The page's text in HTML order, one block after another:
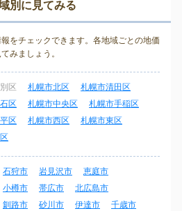
別に見てみる
をチェックできます。各地域ごとの地価
みましょう。
区 札幌市北区
札幌市清田区
区
札幌市中央区
札幌市手稲区
区
札幌市西区
札幌市東区
石狩市 岩見沢市
恵庭市
小樽市 帯広市
北広島市
釧路市 砂川市 伊達市
千歳市